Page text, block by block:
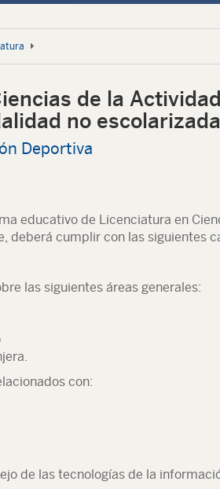
de la
no
Deportiva
educativo de Licenciatura en
deberá cumplir con las siguientes
las siguientes áreas generales:
con:
de las tecnologías de la